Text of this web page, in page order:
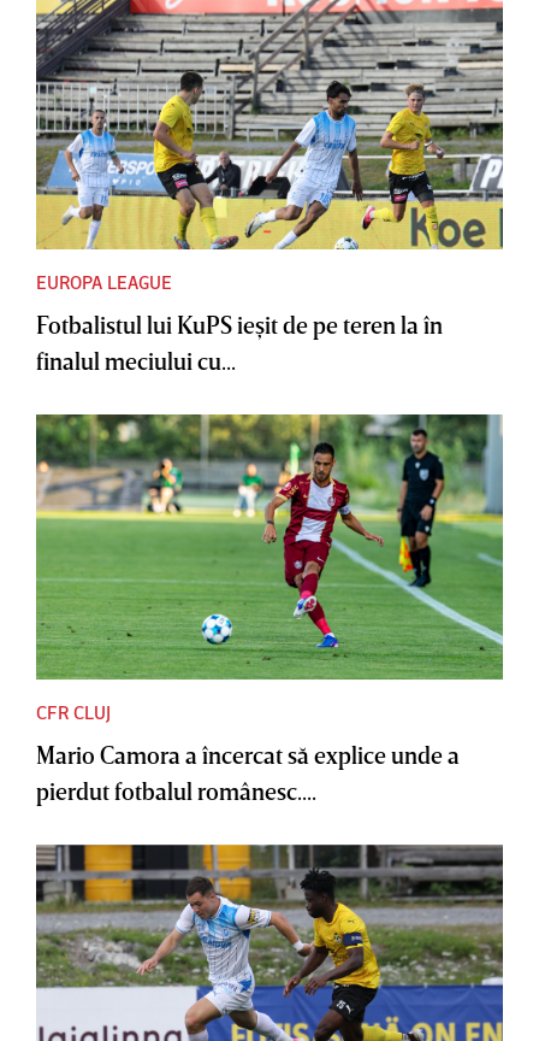
EUROPA LEAGUE
Fotbalistul lui KuPS ieşit de pe teren la în
finalul meciului cu...
CFR CLUJ
Mario Camora a încercat să explice unde a
pierdut fotbalul românesc....